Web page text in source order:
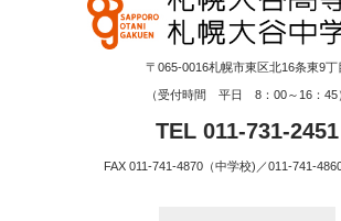
〒065-0016札幌市東区北16条東9丁
（受付時間 平日 8：00～16：45
TEL 011-731-2451
FAX 011-741-4870（中学校)／011-741-4860